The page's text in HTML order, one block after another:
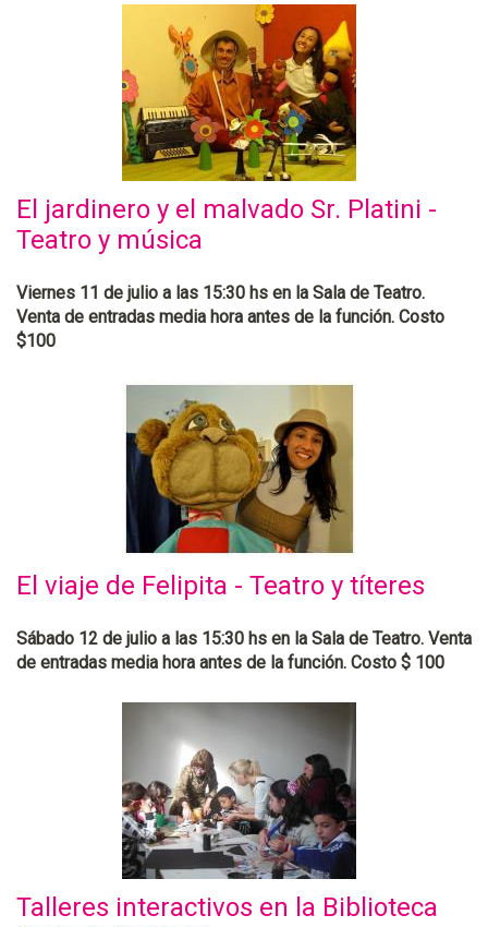
El jardinero y el malvado Sr. Platini -
Teatro y música
Viernes 11 de julio a las 15:30 hs en la Sala de Teatro.
Venta de entradas media hora antes de la función. Costo
$100
El viaje de Felipita - Teatro y títeres
Sábado 12 de julio a las 15:30 hs en la Sala de Teatro. Venta
de entradas media hora antes de la función. Costo $ 100
Talleres interactivos en la Biblioteca